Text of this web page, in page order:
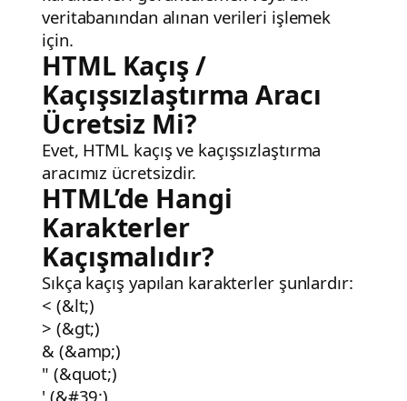
veritabanından alınan verileri işlemek
için.
HTML Kaçış /
Kaçışsızlaştırma Aracı
Ücretsiz Mi?
Evet, HTML kaçış ve kaçışsızlaştırma
aracımız ücretsizdir.
HTML’de Hangi
Karakterler
Kaçışmalıdır?
Sıkça kaçış yapılan karakterler şunlardır:
< (&lt;)
> (&gt;)
& (&amp;)
" (&quot;)
' (&#39;)